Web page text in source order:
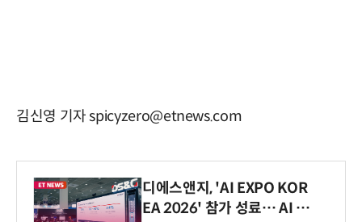
김신영 기자 spicyzero@etnews.com
디에스앤지, 'AI EXPO KOR
EA 2026' 참가 성료… AI 전